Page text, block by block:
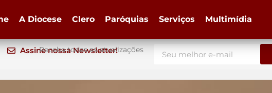
A Diocese Clero Paróquias Serviços Multimídia
Assine nossa Newsletter!
Receba todas as atualizações